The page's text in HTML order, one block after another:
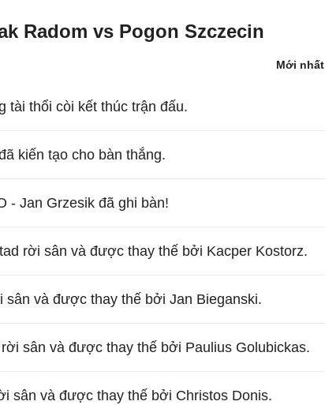
Radom vs Pogon Szczecin
Mới nhất
tài thổi còi kết thúc trận đấu.
kiến tạo cho bàn thắng.
- Jan Grzesik đã ghi bàn!
rời sân và được thay thế bởi Kacper Kostorz.
sân và được thay thế bởi Jan Bieganski.
sân và được thay thế bởi Paulius Golubickas.
sân và được thay thế bởi Christos Donis.